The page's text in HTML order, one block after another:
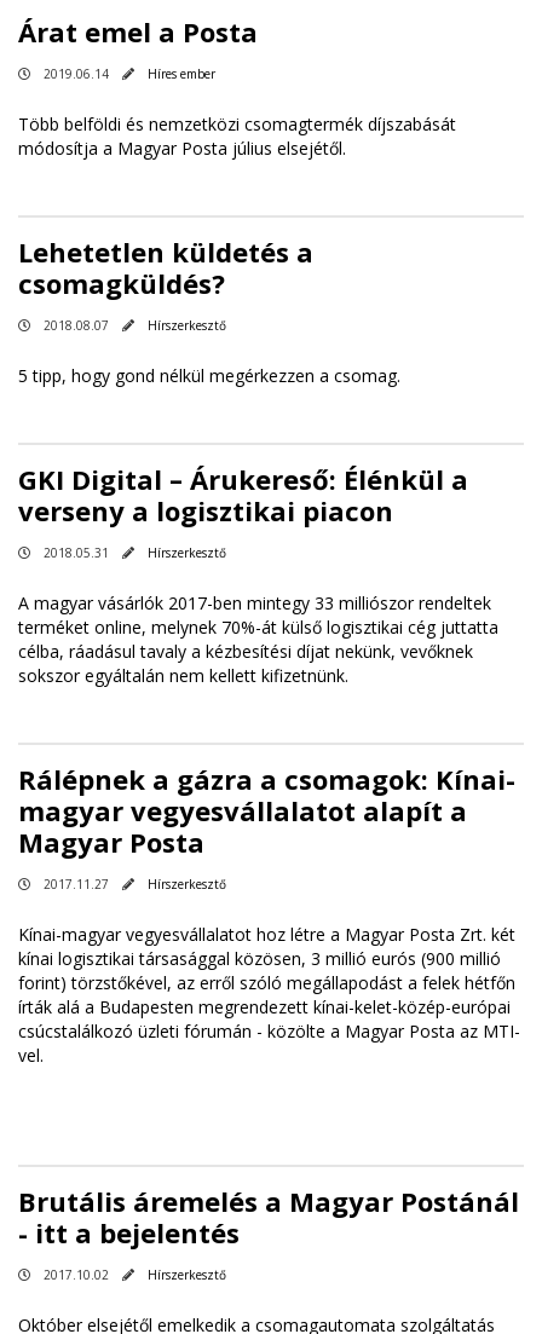
Árat emel a Posta
2019.06.14 Híres ember
Több belföldi és nemzetközi csomagtermék díjszabását
módosítja a Magyar Posta július elsejétől.
Lehetetlen küldetés a
csomagküldés?
2018.08.07 Hírszerkesztő
5 tipp, hogy gond nélkül megérkezzen a csomag.
GKI Digital – Árukereső: Élénkül a
verseny a logisztikai piacon
2018.05.31 Hírszerkesztő
A magyar vásárlók 2017-ben mintegy 33 milliószor rendeltek
terméket online, melynek 70%-át külső logisztikai cég juttatta
célba, ráadásul tavaly a kézbesítési díjat nekünk, vevőknek
sokszor egyáltalán nem kellett kifizetnünk.
Rálépnek a gázra a csomagok: Kínai-
magyar vegyesvállalatot alapít a
Magyar Posta
2017.11.27 Hírszerkesztő
Kínai-magyar vegyesvállalatot hoz létre a Magyar Posta Zrt. két
kínai logisztikai társasággal közösen, 3 millió eurós (900 millió
forint) törzstőkével, az erről szóló megállapodást a felek hétfőn
írták alá a Budapesten megrendezett kínai-kelet-közép-európai
csúcstalálkozó üzleti fórumán - közölte a Magyar Posta az MTI-
vel.
Brutális áremelés a Magyar Postánál
- itt a bejelentés
2017.10.02 Hírszerkesztő
Október elsejétől emelkedik a csomagautomata szolgáltatás